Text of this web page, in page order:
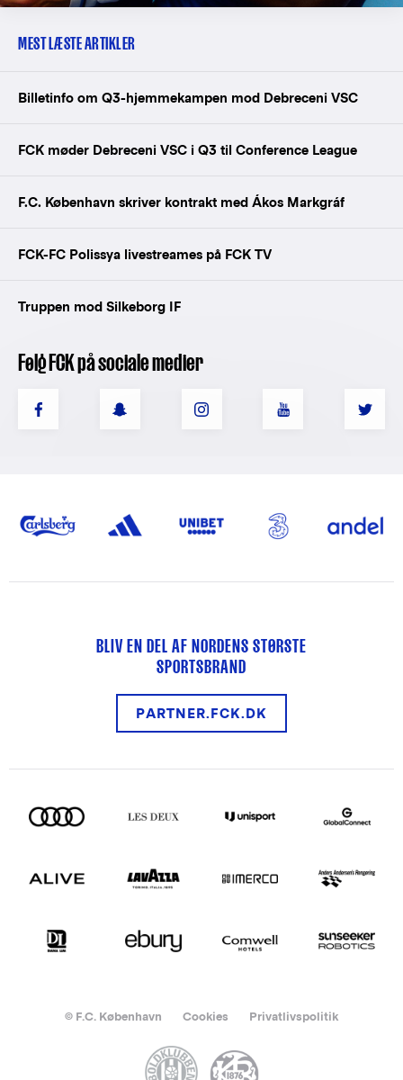
MEST LÆSTE ARTIKLER
Billetinfo om Q3-hjemmekampen mod Debreceni VSC
FCK møder Debreceni VSC i Q3 til Conference League
F.C. København skriver kontrakt med Ákos Markgráf
FCK-FC Polissya livestreames på FCK TV
Truppen mod Silkeborg IF
Følg FCK på sociale medier
BLIV EN DEL AF NORDENS STØRSTE
SPORTSBRAND
PARTNER.FCK.DK
© F.C. København Cookies Privatlivspolitik